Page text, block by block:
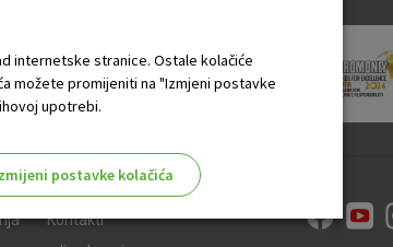
Kontakti
internetske stranice. Ostale kolačiće
možete promijeniti na "Izmjeni postavke
upotrebi.
postavke kolačića